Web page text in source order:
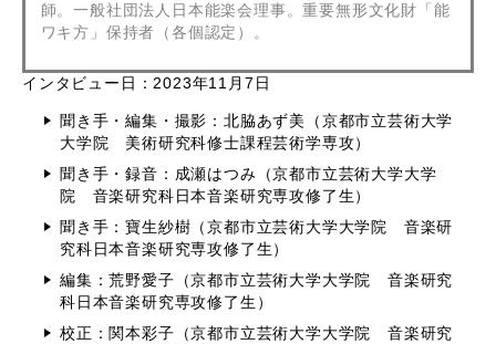
師。一般社団法人日本能楽会理事。重要無形文化財「能
ワキ方」保持者（各個認定）。
インタビュー日：2023年11月7日
聞き手・編集・撮影：北脇あず美（京都市立芸術大学
大学院 美術研究科修士課程芸術学専攻）
聞き手・録音：成瀬はつみ（京都市立芸術大学大学
院 音楽研究科日本音楽研究専攻修了生）
聞き手：寶生紗樹（京都市立芸術大学大学院 音楽研
究科日本音楽研究専攻修了生）
編集：荒野愛子（京都市立芸術大学大学院 音楽研究
科日本音楽研究専攻修了生）
校正：関本彩子（京都市立芸術大学大学院 音楽研究